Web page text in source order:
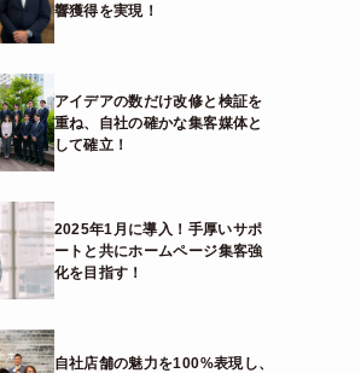
響獲得を実現！
アイデアの数だけ改修と検証を
重ね、自社の確かな集客媒体と
して確立！
2025年1月に導入！手厚いサポ
ートと共にホームページ集客強
化を目指す！
自社店舗の魅力を100%表現し、